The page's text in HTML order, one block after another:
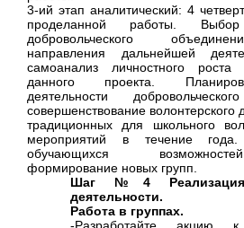
3-ий этап аналитический: 4
проделанной работы.
добровольческого
направления дальнейшей
самоанализ личностного
данного проекта.
деятельности
совершенствование
традиционных для школьного
мероприятий в течение
обучающихся
формирование новых групп.
Шаг №4 Реализация
деятельности.
Работа в группах.
-Разработайте акцию